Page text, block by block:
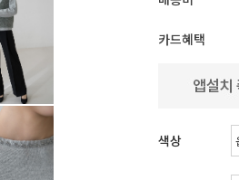
카드혜택
색상